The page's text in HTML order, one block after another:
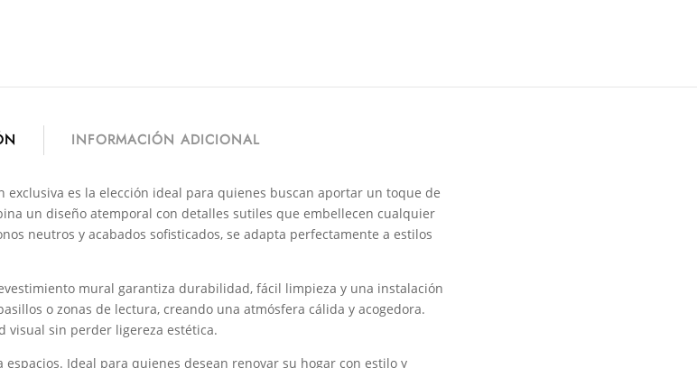
INFORMACIÓN ADICIONAL
exclusiva es la elección ideal para quienes buscan aportar un toque de
un diseño atemporal con detalles sutiles que embellecen cualquier
neutros y acabados sofisticados, se adapta perfectamente a estilos
mural garantiza durabilidad, fácil limpieza y una instalación
o zonas de lectura, creando una atmósfera cálida y acogedora.
visual sin perder ligereza estética.
Ideal para quienes desean renovar su hogar con estilo y